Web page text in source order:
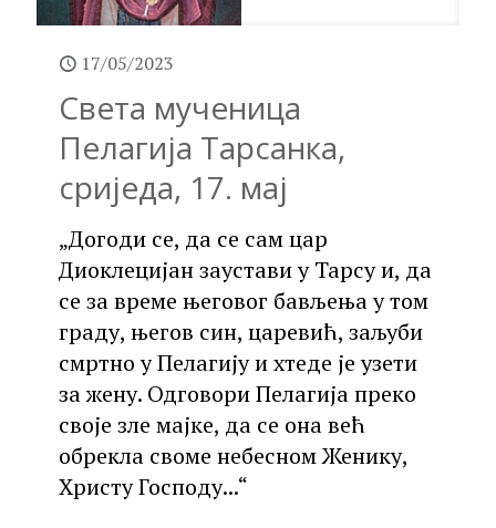
17/05/2023
Света мученица
Пелагија Тарсанка,
сриједа, 17. мај
„Догоди се, да се сам цар
Диоклецијан заустави у Тарсу и, да
се за време његовог бављења у том
граду, његов син, царевић, заљуби
смртно у Пелагију и хтеде је узети
за жену. Одговори Пелагија преко
своје зле мајке, да се она већ
обрекла своме небесном Женику,
Христу Господу...“